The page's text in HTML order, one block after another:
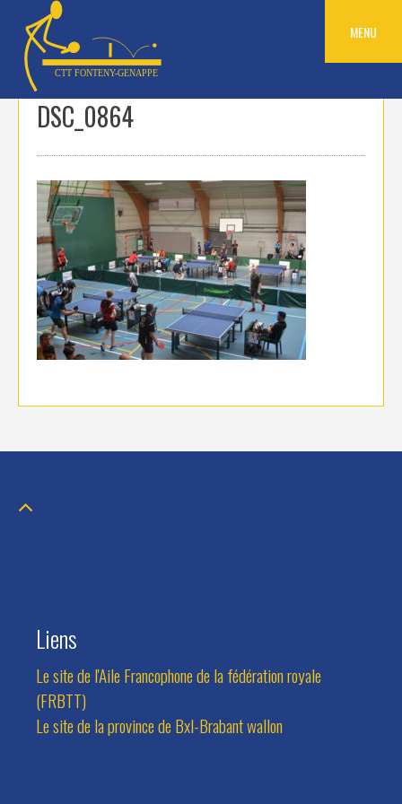
content
MENU
DSC_0864
Liens
Le site de l'Aile Francophone de la fédération royale
(FRBTT)
Le site de la province de Bxl-Brabant wallon